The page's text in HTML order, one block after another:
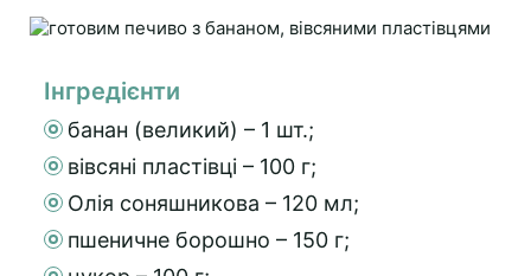
Інгредієнти
банан (великий) – 1 шт.;
вівсяні пластівці – 100 г;
Олія соняшникова – 120 мл;
пшеничне борошно – 150 г;